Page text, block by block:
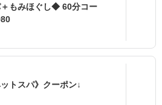
もみほぐし◆ 60分コー
トスパ》クーポン↓